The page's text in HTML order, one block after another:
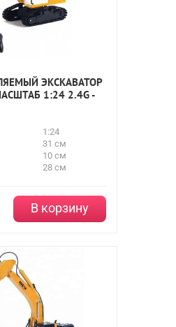
ЭКСКАВАТОР
1:24 2.4G -
1:24
31 см
10 см
28 см
В корзину